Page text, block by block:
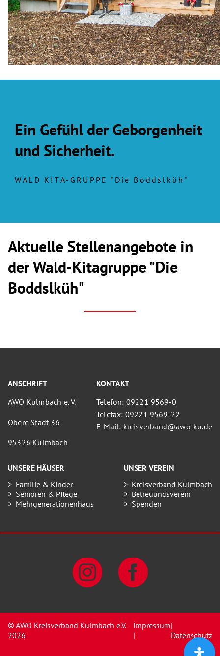
Ein Gefühl der Geborgenheit
und Sicherheit.
WALD KITA-GRUPPE "Die Boddslküh"
Aktuelle Stellenangebote in
der Wald-Kitagruppe "Die
Boddslküh"
ANSCHRIFT
AWO Kulmbach e. V.
Obere Stadt 36
95326 Kulmbach
KONTAKT
Telefon: 09221 9569-0
Telefax: 09221 9569-22
E-Mail: kreisverband@awo-ku.de
UNSERE HÄUSER
Familie & Kinder
Senioren & Pflege
Mehrgenerationenhaus
UNSER VEREIN
Kreisverband Kulmbach
Betreuungsverein
Spenden
© AWO Kreisverband Kulmbach e.V.
2026
Impressum
|
|
Datenschutz